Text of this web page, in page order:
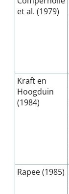
et al. (1979)
Kraft en
Hoogduin
(1984)
Rapee (1985)